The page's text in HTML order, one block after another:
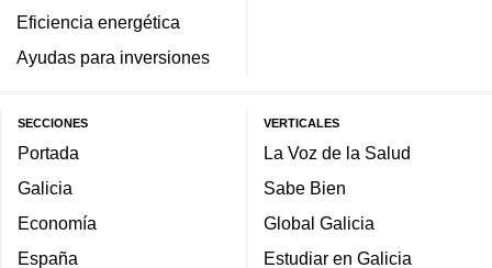
Eficiencia energética
Ayudas para inversiones
SECCIONES
Portada
Galicia
Economía
España
VERTICALES
La Voz de la Salud
Sabe Bien
Global Galicia
Estudiar en Galicia